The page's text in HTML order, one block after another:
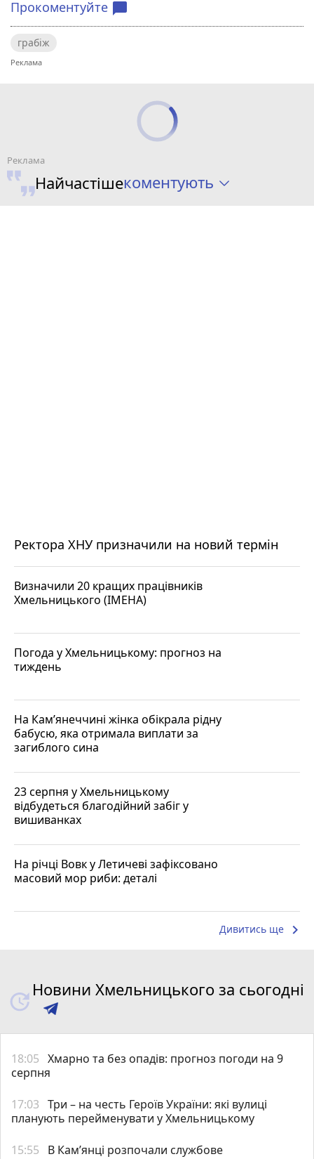
Прокоментуйте chat_bubble
грабіж
Найчастішекоментують
Ректора ХНУ призначили на новий термін
Визначили 20 кращих працівників
Хмельницького (ІМЕНА)
Погода у Хмельницькому: прогноз на
тиждень
На Кам’янеччині жінка обікрала рідну
бабусю, яка отримала виплати за
загиблого сина
23 серпня у Хмельницькому
відбудеться благодійний забіг у
вишиванках
На річці Вовк у Летичеві зафіксовано
масовий мор риби: деталі
Дивитись ще keyboard_arrow_right
Новини Хмельницького за сьогодні
18:05 Хмарно та без опадів: прогноз погоди на 9
серпня
17:03 Три – на честь Героїв України: які вулиці
планують перейменувати у Хмельницькому
15:55
В Кам’янці розпочали службове